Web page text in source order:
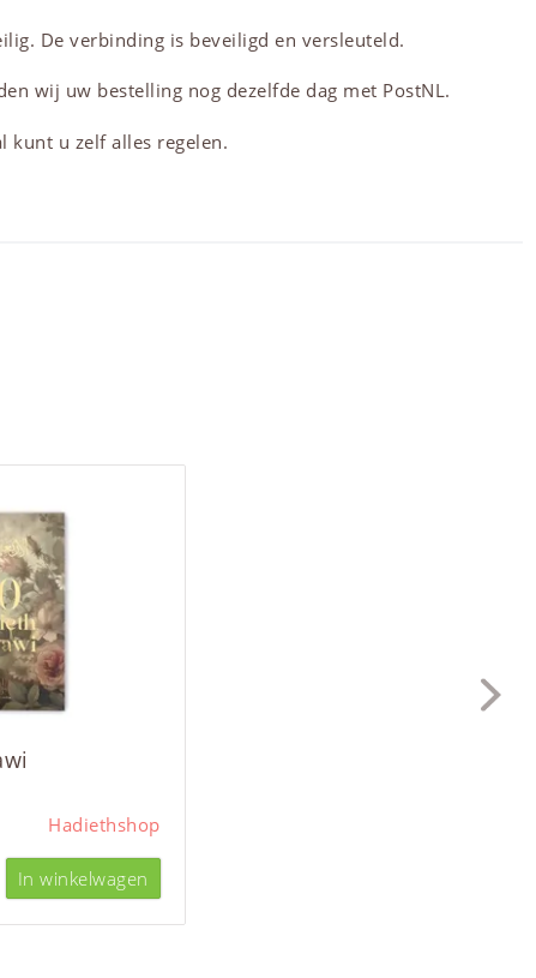
De verbinding is beveiligd en versleuteld.
wij uw bestelling nog dezelfde dag met PostNL.
kunt u zelf alles regelen.
Hadiethshop
In winkelwagen